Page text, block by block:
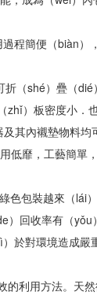
程簡便（biàn）
（shé）疊（
）板密度小．
其內襯墊物料均
低靡，工藝簡單
色包裝越來（lái
）回收率有（
於對環境造成嚴
利用方法。天